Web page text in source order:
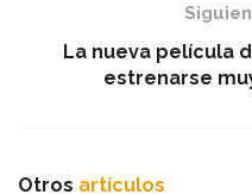
La nueva película
estrenarse
Otros artículos